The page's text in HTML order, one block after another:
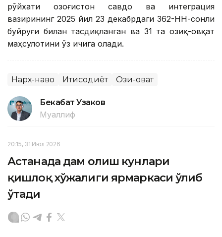
рўйхати Қозоғистон савдо ва интеграция
вазирининг 2025 йил 23 декабрдаги 362-НН-сонли
буйруғи билан тасдиқланган ва 31 та озиқ-овқат
маҳсулотини ўз ичига олади.
Нарх-наво Иқтисодиёт Озиқ-овқат
Бекабат Узаков
Муаллиф
20:15, 31 Июл 2026
Астанада дам олиш кунлари
қишлоқ хўжалиги ярмаркаси ўлиб
ўтади